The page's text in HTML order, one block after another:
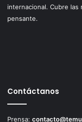
internacional. Cubre las
pensante.
Contáctanos
Prensa: